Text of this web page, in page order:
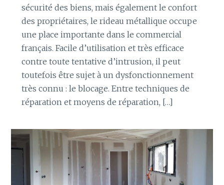
sécurité des biens, mais également le confort
des propriétaires, le rideau métallique occupe
une place importante dans le commercial
français. Facile d’utilisation et très efficace
contre toute tentative d’intrusion, il peut
toutefois être sujet à un dysfonctionnement
très connu : le blocage. Entre techniques de
réparation et moyens de réparation, […]